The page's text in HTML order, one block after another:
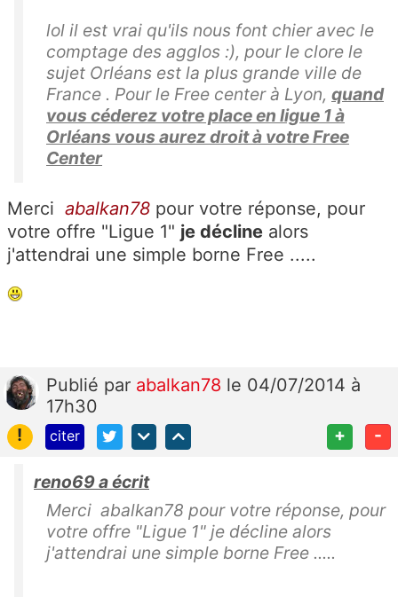
lol il est vrai qu'ils nous font chier avec le
comptage des agglos :), pour le clore le
sujet Orléans est la plus grande ville de
France . Pour le Free center à Lyon, quand
vous céderez votre place en ligue 1 à
Orléans vous aurez droit à votre Free
Center
Merci abalkan78 pour votre réponse, pour
votre offre "Ligue 1" je décline alors
j'attendrai une simple borne Free .....
Publié par abalkan78 le 04/07/2014 à
17h30
!
citer + -
reno69 a écrit
Merci abalkan78 pour votre réponse, pour
votre offre "Ligue 1" je décline alors
j'attendrai une simple borne Free .....